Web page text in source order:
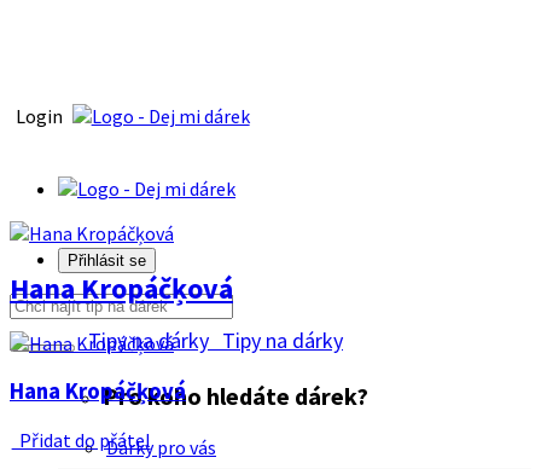
Login
Přihlásit se
Tipy na dárky Tipy na dárky
Pro koho hledáte dárek?
Dárky pro vás
Hana Kropáčķová
Hana Kropáčķová
Přidat do přátel